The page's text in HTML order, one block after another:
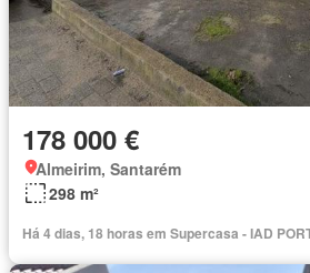
178 000 €
Almeirim, Santarém
298 m²
Há 4 dias, 18 horas em Supercasa - IAD